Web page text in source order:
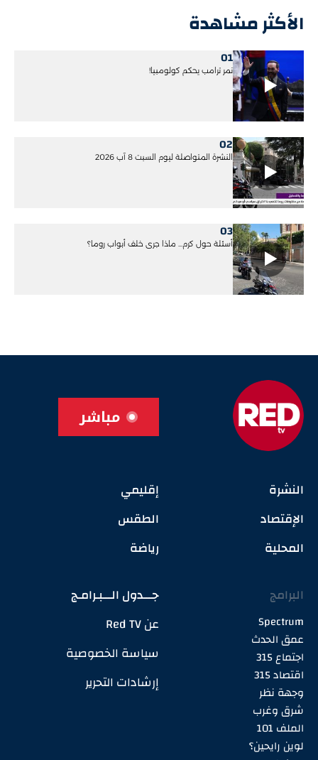
الأكثر مشاهدة
01
نمر ترامب يحكم كولومبيا!
02
النشرة المتواصلة ليوم السبت 8 آب 2026
03
أسئلة حول كرم... ماذا جرى خلف أبواب روما؟
مباشر
النشرة
الإقتصاد
المحلية
إقليمي
الطقس
رياضة
البرامج
Spectrum
عمق الحدث
اجتماع 315
اقتصاد 315
وجهة نظر
شرق وغرب
الملف 101
لوين رايحين؟
جـــدول الـــبـرامـج
عن Red TV
سياسة الخصوصية
إرشادات التحرير